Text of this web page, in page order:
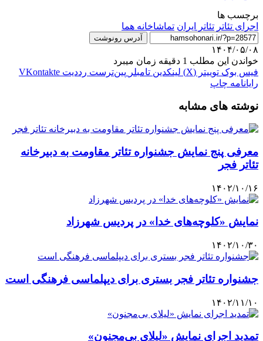
برچسب ها
اجرای تئاتر تئاتر ایران تماشاخانه هما
آدرس رونوشت
۱۴۰۴/۰۵/۰۸
خواندن این مطلب 1 دقیقه زمان میبرد
فیس بوک توییتر (X) لینکدین ‫تامبلر ‫پین‌ترست ‫رددیت ‫VKontakte
رایانامه چاپ
نوشته های مشابه
معرفی پنج نمایش جشنواره تئاتر مقاومت به دبیرخانه
تئاتر فجر
۱۴۰۲/۱۰/۱۶
نمایش «کلوچه‌های خدا» در پردیس شهرزاد
۱۴۰۲/۱۰/۳۰
جشنواره تئاتر فجر بستری برای دیپلماسی فرهنگی است
۱۴۰۲/۱۱/۱۰
تمدید اجرای نمایش «لیلای بی‌مجنون»